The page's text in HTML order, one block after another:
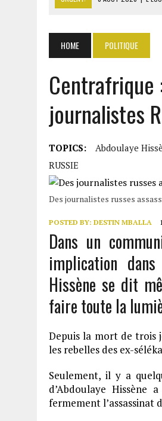
8 AOÛT 2026 | LIBAN-SUD : LE
8 AOÛT 2026
LE SÉNAT
HOME POLITIQUE
Centrafrique
journalistes
TOPICS: Abdoulaye
RUSSIE
Des journalistes russes
POSTED BY: DESTIN MBALLA
Dans un
implication
Hissène se dit
faire toute la
Depuis la mort de trois
les rebelles des ex-
Seulement, il y a
d’Abdoulaye Hissène
fermement l’assassinat